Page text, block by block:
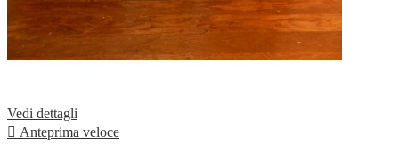
Vedi dettagli
 Anteprima veloce